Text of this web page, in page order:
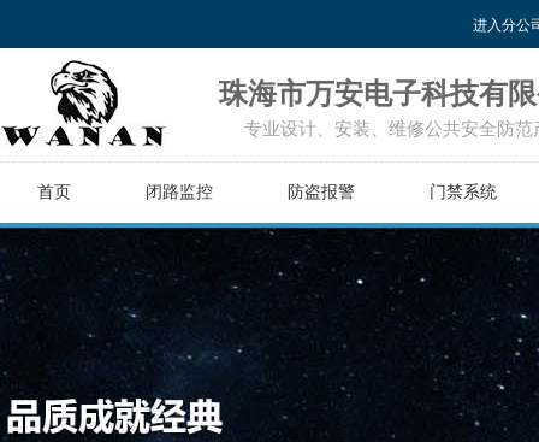
进入分公
珠海市万安电子科技有
专业设计、安装、维修公共安全防范
首页 闭路监控 防盗报警 门禁系统